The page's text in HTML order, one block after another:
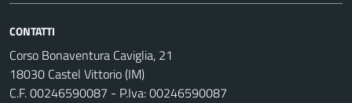
CONTATTI
Corso Bonaventura Caviglia, 21
18030 Castel Vittorio (IM)
C.F. 00246590087 - P.Iva: 00246590087